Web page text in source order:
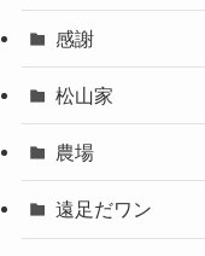
感謝
松山家
農場
遠足だワン